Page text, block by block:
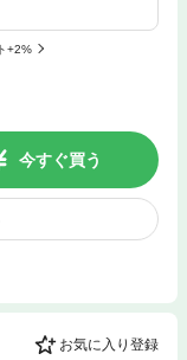
+2%
今すぐ買う
お気に入り登録